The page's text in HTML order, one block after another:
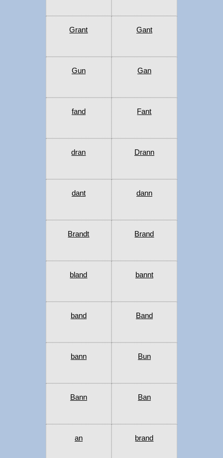
Grant Gant
Gun Gan
fand Fant
dran Drann
dant dann
Brandt Brand
bland bannt
band Band
bann Bun
Bann Ban
an brand